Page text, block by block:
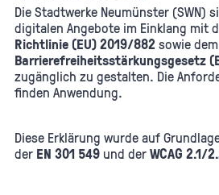
Die Stadtwerke Neumünster (SWN)
digitalen Angebote im Einklang mit
Richtlinie (EU) 2019/882 sowie dem
Barrierefreiheitsstärkungsgesetz
zugänglich zu gestalten. Die
finden Anwendung.
Diese Erklärung wurde auf
der EN 301 549 und derWCAG 2.1/